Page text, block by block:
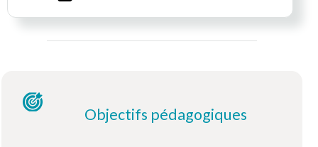
Objectifs pédagogiques